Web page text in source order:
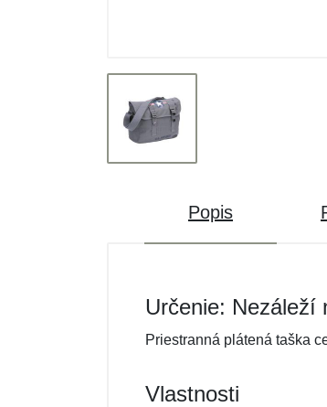
Popis
Určenie: Nezáleží
Priestranná plátená taška
Vlastnosti